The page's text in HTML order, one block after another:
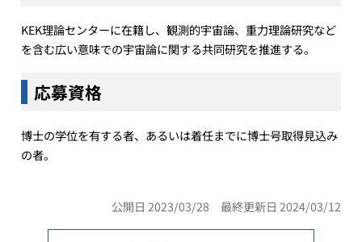
KEK理論センターに在籍し、観測的宇宙論、重力理論研究など
を含む広い意味での宇宙論に関する共同研究を推進する。
応募資格
博士の学位を有する者、あるいは着任までに博士号取得見込み
の者。
公開日 2023/03/28 最終更新日 2024/03/12